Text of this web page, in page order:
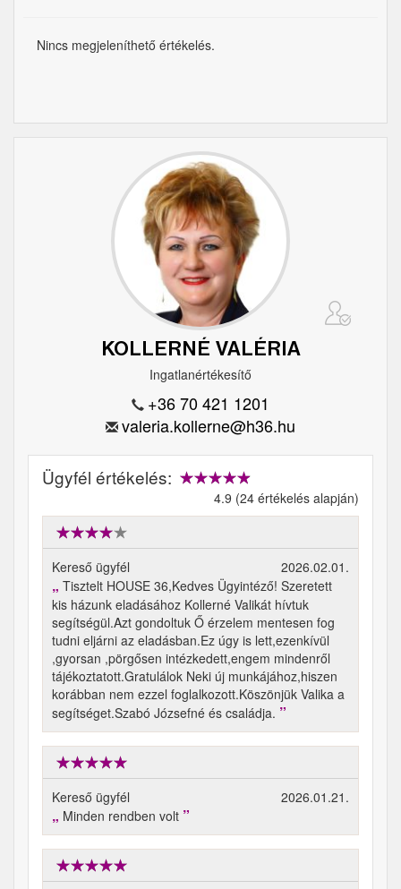
Nincs megjeleníthető értékelés.
KOLLERNÉ VALÉRIA
Ingatlanértékesítő
+36 70 421 1201
valeria.kollerne@h36.hu
Ügyfél értékelés:
4.9 (24 értékelés alapján)
Kereső ügyfél
2026.02.01.
Tisztelt HOUSE 36,Kedves Ügyintéző! Szeretett
kis házunk eladásához Kollerné Valikát hívtuk
segítségül.Azt gondoltuk Ő érzelem mentesen fog
tudni eljárni az eladásban.Ez úgy is lett,ezenkívül
,gyorsan ,pörgősen intézkedett,engem mindenről
tájékoztatott.Gratulálok Neki új munkájához,hiszen
korábban nem ezzel foglalkozott.Köszönjük Valika a
segítséget.Szabó Józsefné és családja.
Kereső ügyfél
2026.01.21.
Minden rendben volt